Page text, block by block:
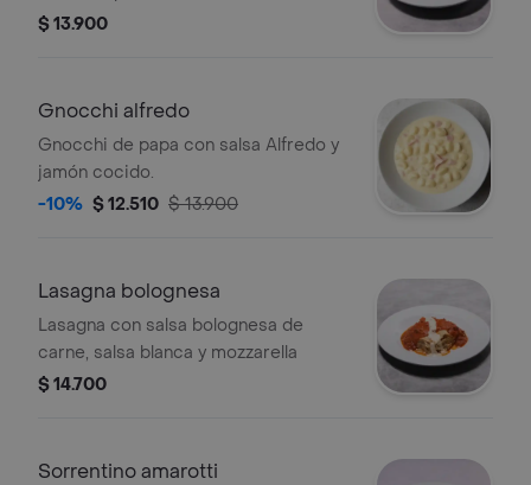
$ 13.900
Gnocchi alfredo
Gnocchi de papa con salsa Alfredo y
jamón cocido.
-10% $ 12.510 $ 13.900
Lasagna bolognesa
Lasagna con salsa bolognesa de
carne, salsa blanca y mozzarella
$ 14.700
Sorrentino amarotti